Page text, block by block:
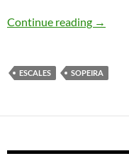
Continue reading Xin
→
ESCALES SOPEIRA